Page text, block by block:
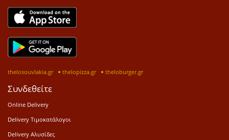
thelosouvlakia.gr thelopizza.gr theloburger.gr
Συνδεθείτε
Online Delivery
Delivery Τιμοκατάλογοι
Delivery Αλυσίδες